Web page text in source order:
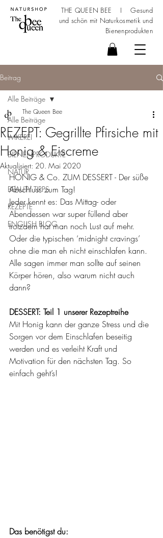
THE QUEEN BEE I Gesund
und schön mit Naturkosmetikund
Bienenprodukten
Beitrag
Alle Beiträge
IMKEREI
BIENENPRODUKTE
NATUR
BEAUTY TIPPS
REZEPTE
ENGLISH BLOG
Alle Beiträge
REZEPT: Gegrillte Pfirsiche mit
Honig & Eiscreme
The Queen Bee
Aktualisiert: 20. Mai 2020
HONIG & Co. ZUM DESSERT - Der süße
Abschluss zum Tag!
Jeder kennt es: Das Mittag- oder
Abendessen war super füllend aber
trotzdem hat man noch Lust auf mehr.
Oder die typischen ‘midnight cravings’
ohne die man eh nicht einschlafen kann.
Alle sagen immer man sollte auf seinen
Körper hören, also warum nicht auch
dann?
DESSERT: Teil 1 unserer Rezeptreihe
Mit Honig kann der ganze Stress und die
Sorgen vor dem Einschlafen beseitig
werden und es verleiht Kraft und
Motivation für den nächsten Tag. So
einfach geht’s!
Das benötigst du: